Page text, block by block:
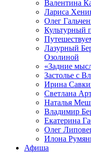
Валентина
Лариса
Олег
Культурный
Лазурный
Озолиной
«Задние
Застолье с
Ирина
Светлана
Наталья
Владимир
Екатерина
Олег
Илона
Афиша